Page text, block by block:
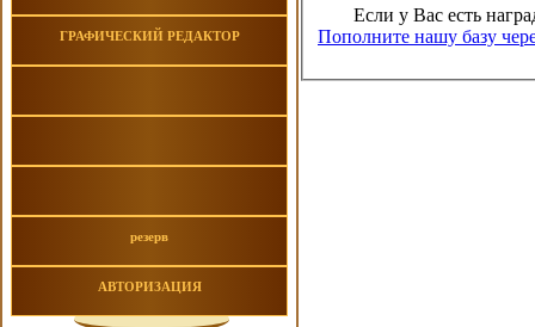
ГРАФИЧЕСКИЙ РЕДАКТОР
резерв
АВТОРИЗАЦИЯ
Если у Вас есть
Пополните нашу базу